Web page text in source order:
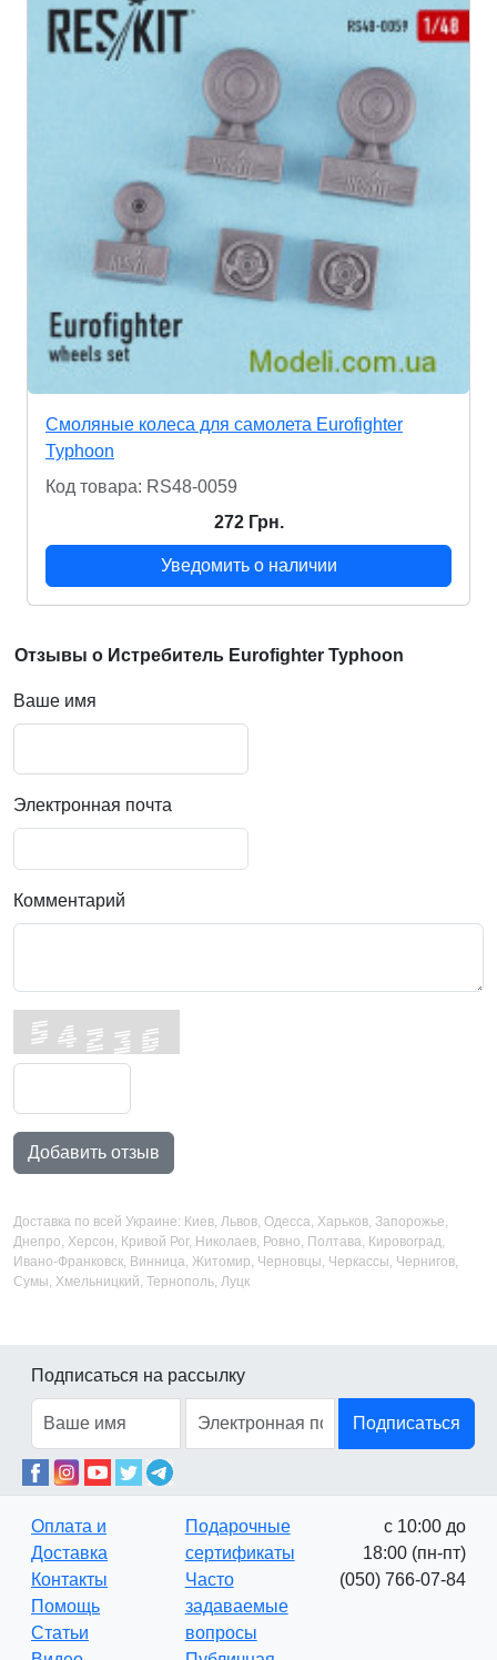
Смоляные колеса для самолета Eurofighter
Typhoon
Код товара: RS48-0059
272 Грн.
Уведомить о наличии
Отзывы о Истребитель Eurofighter Typhoon
Ваше имя
Электронная почта
Комментарий
Добавить отзыв
Доставка по всей Украине: Киев, Львов, Одесса, Харьков, Запорожье,
Днепро, Херсон, Кривой Рог, Николаев, Ровно, Полтава, Кировоград,
Ивано-Франковск, Винница, Житомир, Черновцы, Черкассы, Чернигов,
Сумы, Хмельницкий, Тернополь, Луцк
Подписаться на рассылку
Подписаться
Оплата и
Доставка
Контакты
Помощь
Статьи
Подарочные
сертификаты
Часто
задаваемые
вопросы
с 10:00 до
18:00 (пн-пт)
(050) 766-07-84